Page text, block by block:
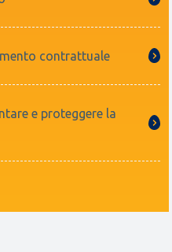
contrattuale
e proteggere la